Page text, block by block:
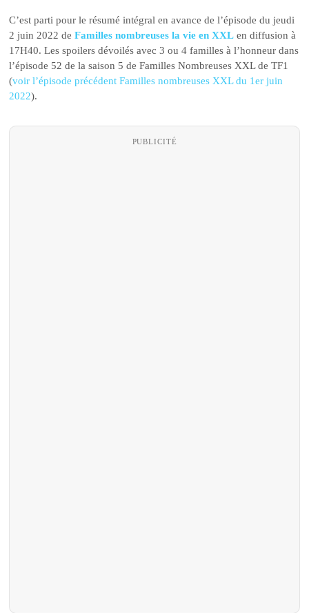
C’est parti pour le résumé intégral en avance de l’épisode du jeudi
2 juin 2022 deFamilles nombreuses la vie en XXL en diffusion à
17H40. Les spoilers dévoilés avec 3 ou 4 familles à l’honneur dans
l’épisode 52 de la saison 5 de Familles Nombreuses XXL de TF1
(voir l’épisode précédent Familles nombreuses XXL du 1er juin
2022).
PUBLICITÉ